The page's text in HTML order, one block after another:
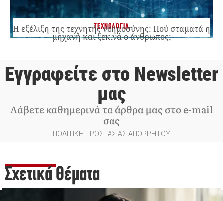
ΤΕΧΝΟΛΟΓΙΑ
Η εξέλιξη της τεχνητής νοημοσύνης: Πού σταματά η
μηχανή και ξεκινά ο άνθρωπος;
Εγγραφείτε στο Newsletter
μας
Λάβετε καθημερινά τα άρθρα μας στο e-mail
σας
ΠΟΛΙΤΙΚΗ ΠΡΟΣΤΑΣΙΑΣ ΑΠΟΡΡΗΤΟΥ
Σχετικά Θέματα